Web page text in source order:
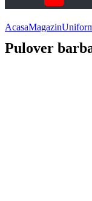
AcasaMagazin
Pulover